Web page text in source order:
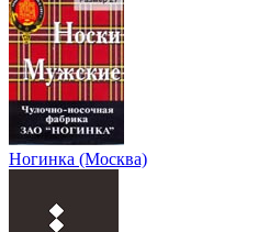
Ногинка (Москва)